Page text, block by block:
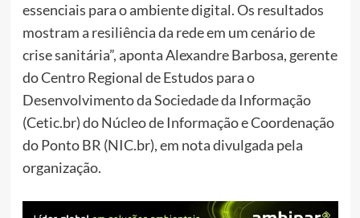
essenciais para o ambiente digital. Os resultados
mostram a resiliência da rede em um cenário de
crise sanitária”, aponta Alexandre Barbosa, gerente
do Centro Regional de Estudos para o
Desenvolvimento da Sociedade da Informação
(Cetic.br) do Núcleo de Informação e Coordenação
do Ponto BR (NIC.br), em nota divulgada pela
organização.